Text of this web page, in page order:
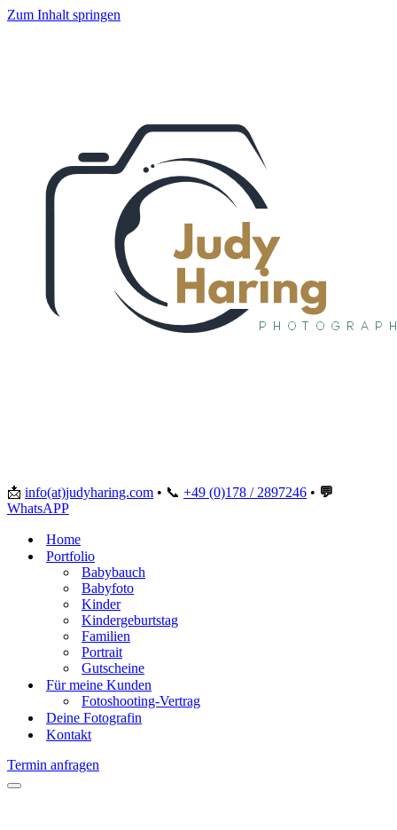
Zum Inhalt springen
📩 info(at)judyharing.com • 📞 +49 (0)178 / 2897246 • 💬
WhatsAPP
Home
Portfolio
Babybauch
Babyfoto
Kinder
Kindergeburtstag
Familien
Portrait
Gutscheine
Für meine Kunden
Fotoshooting-Vertrag
Deine Fotografin
Kontakt
Termin anfragen
Navigationsmenü